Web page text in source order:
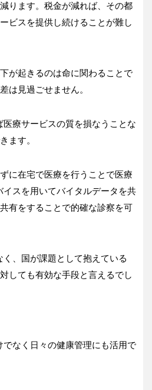
ります。税金が減れば、その都
ビスを提供し続けることが難し
が起きるのは命に関わることで
は見過ごせません。
医療サービスの質を損なうことな
ます。
に在宅で医療を行うことで医療
イスを用いてバイタルデータを共
有をすることで的確な診察を可
、国が課題として抱えている
しても有効な手段と言えるでし
でなく日々の健康管理にも活用で